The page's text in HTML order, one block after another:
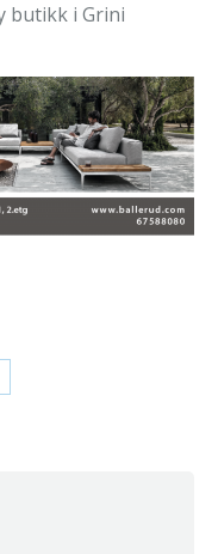
butikk i Grini